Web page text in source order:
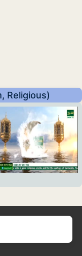
Religious)